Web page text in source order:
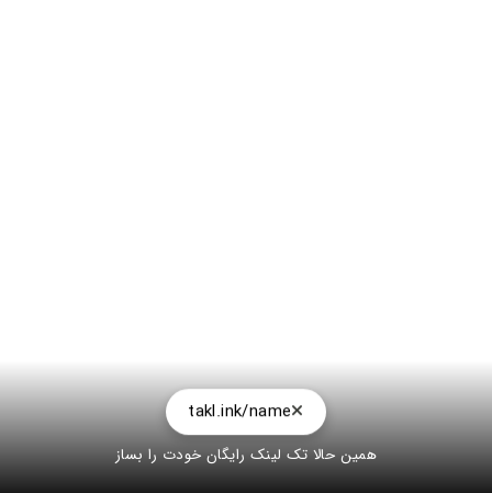
takl.ink/name
همین حالا تک لینک رایگان خودت را بساز